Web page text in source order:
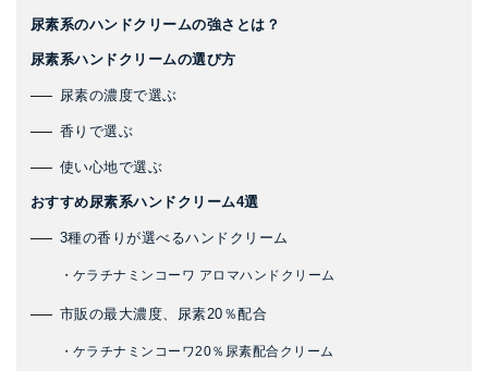
尿素系のハンドクリームの強さとは？
尿素系ハンドクリームの選び方
尿素の濃度で選ぶ
香りで選ぶ
使い心地で選ぶ
おすすめ尿素系ハンドクリーム4選
3種の香りが選べるハンドクリーム
・ケラチナミンコーワ アロマハンドクリーム
市販の最大濃度、尿素20％配合
・ケラチナミンコーワ20％尿素配合クリーム